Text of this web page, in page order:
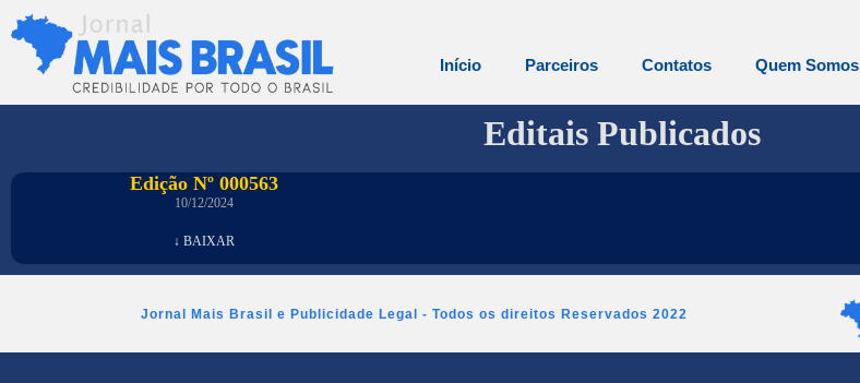
Início Parceiros Contatos Quem Somos
Editais Publicados
Edição Nº 000563
10/12/2024
↓ BAIXAR
Jornal Mais Brasil e Publicidade Legal - Todos os direitos Reservados 2022